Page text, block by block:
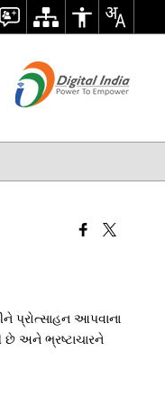
પ્રોત્સાહન આપવાના
છે અને ભ્રષ્ટાચારને